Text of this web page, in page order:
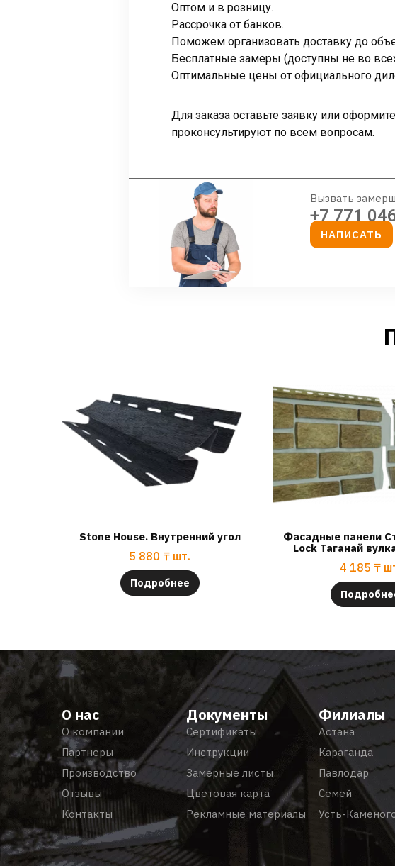
Оптом и в розницу.
Рассрочка от банков.
Поможем организовать доставку до
Бесплатные замеры (доступны не во
Оптимальные цены от официального
Для заказа оставьте заявку или
проконсультируют по всем вопросам.
Вызвать
+7 771
НАПИСАТЬ
Stone House. Внутренний угол
5 880 ₸ шт.
Подробнее
Фасадные панели
Lock Таганай
4 185 ₸
О нас
О компании
Партнеры
Производство
Отзывы
Контакты
Документы
Сертификаты
Инструкции
Замерные листы
Цветовая карта
Рекламные материалы
Филиалы
Астана
Караганда
Павлодар
Семей
Усть-